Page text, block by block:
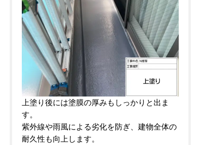
上塗り後には塗膜の厚みもしっかりと出ま
す。
紫外線や雨風による劣化を防ぎ、建物全体の
耐久性も向上します。